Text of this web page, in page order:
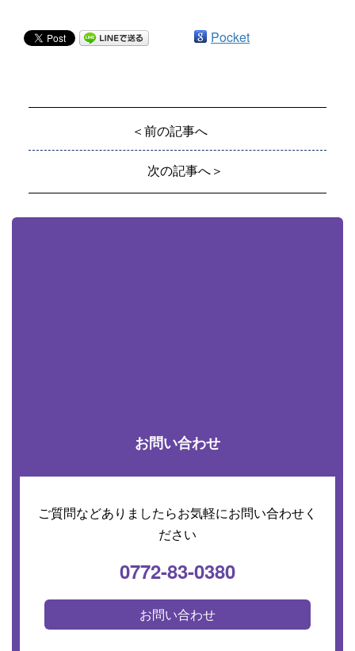
Pocket
＜前の記事へ
次の記事へ＞
お問い合わせ
ご質問などありましたらお気軽にお問い合わせく
ださい
0772-83-0380
お問い合わせ